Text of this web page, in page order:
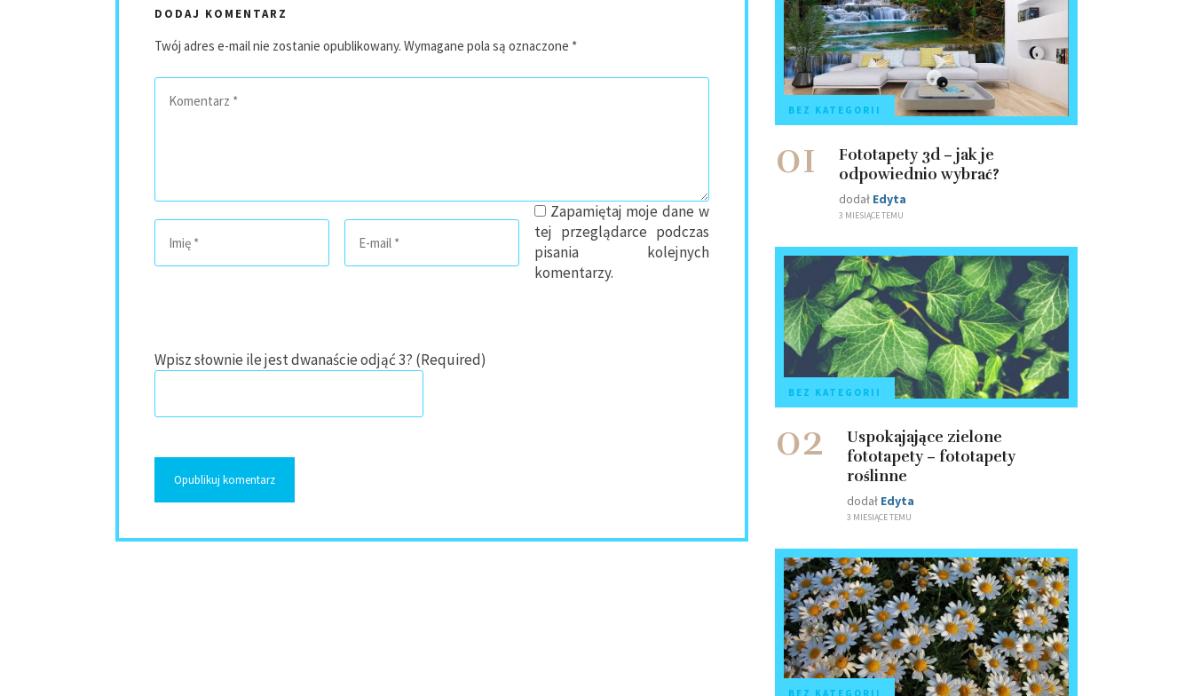
DODAJ KOMENTARZ
Twój adres e-mail nie zostanie opublikowany. Wymagane pola są oznaczone *
Zapamiętaj moje dane w
tej przeglądarce podczas
pisania kolejnych
komentarzy.
Wpisz słownie ile jest dwanaście odjąć 3? (Required)
BEZ KATEGORII
01
Fototapety 3d – jak je
odpowiednio wybrać?
dodał Edyta
3 MIESIĄCE TEMU
BEZ KATEGORII
02
Uspokajające zielone
fototapety – fototapety
roślinne
dodał Edyta
3 MIESIĄCE TEMU
BEZ KATEGORII